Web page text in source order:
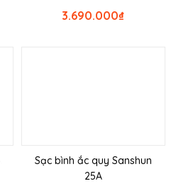
₫
3.690.000
Sạc bình ắc quy Sanshun
25A